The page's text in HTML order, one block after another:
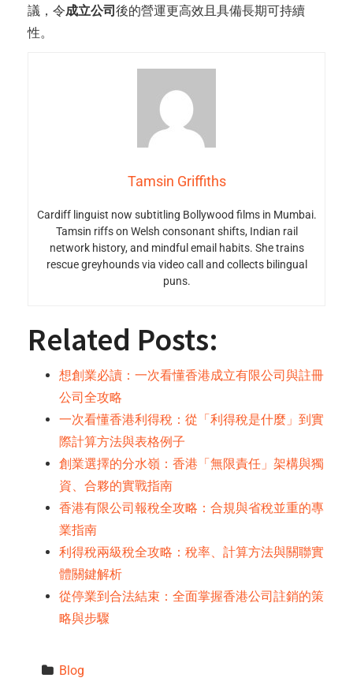
議，令成立公司 後的營運更高效且具備長期可持續
性。
Tamsin Griffiths
Cardiff linguist now subtitling Bollywood films in Mumbai.
Tamsin riffs on Welsh consonant shifts, Indian rail
network history, and mindful email habits. She trains
rescue greyhounds via video call and collects bilingual
puns.
Related Posts:
想創業必讀：一次看懂香港成立有限公司與註冊
公司全攻略
一次看懂香港利得稅：從「利得稅是什麼」到實
際計算方法與表格例子
創業選擇的分水嶺：香港「無限責任」架構與獨
資、合夥的實戰指南
香港有限公司報稅全攻略：合規與省稅並重的專
業指南
利得稅兩級稅全攻略：稅率、計算方法與關聯實
體關鍵解析
從停業到合法結束：全面掌握香港公司註銷的策
略與步驟
Blog